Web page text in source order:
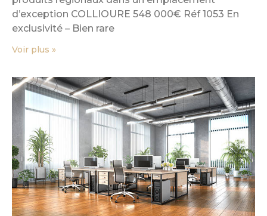
d’exception COLLIOURE 548 000€ Réf 1053 En
exclusivité – Bien rare
Voir plus »